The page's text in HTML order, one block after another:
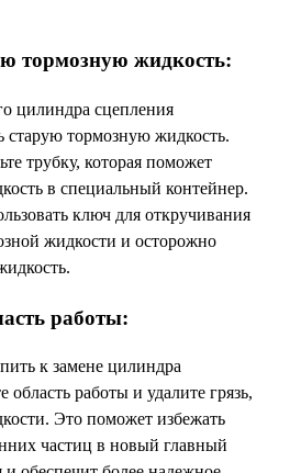
тормозную жидкость:
цилиндра сцепления
старую тормозную жидкость.
трубку, которая поможет
в специальный контейнер.
ключ для откручивания
жидкости и осторожно
работы:
к замене цилиндра
область работы и удалите грязь,
Это поможет избежать
частиц в новый главный